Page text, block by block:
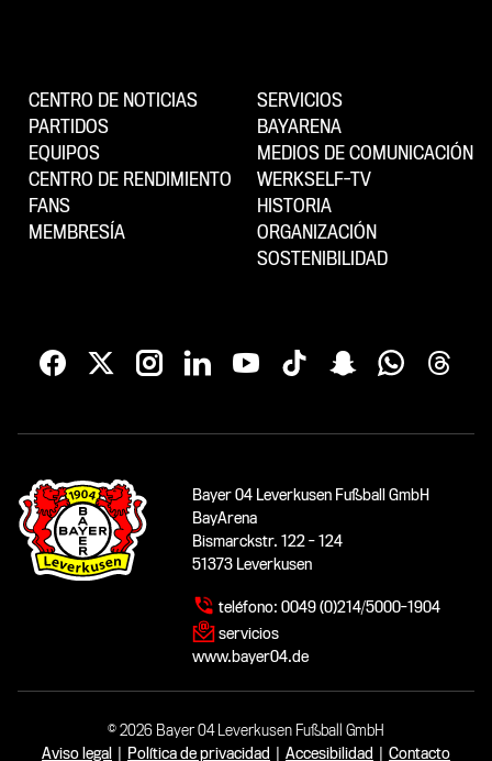
CENTRO DE NOTICIAS
PARTIDOS
EQUIPOS
CENTRO DE RENDIMIENTO
FANS
MEMBRESÍA
SERVICIOS
BAYARENA
MEDIOS DE COMUNICACIÓN
WERKSELF-TV
HISTORIA
ORGANIZACIÓN
SOSTENIBILIDAD
Bayer 04 Leverkusen Fußball GmbH
BayArena
Bismarckstr. 122 - 124
51373 Leverkusen
teléfono: 0049 (0)214/5000-1904
servicios
www.bayer04.de
© 2026 Bayer 04 Leverkusen Fußball GmbH
Aviso legal
Política de privacidad Accesibilidad Contacto